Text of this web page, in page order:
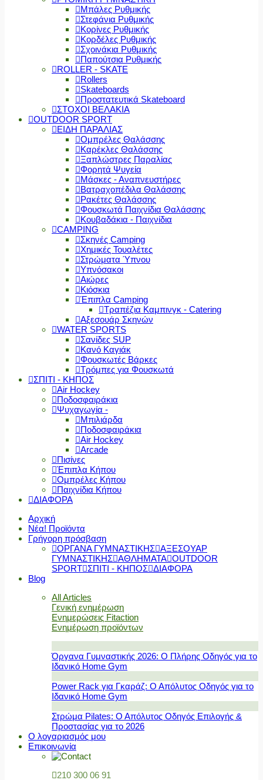
Μπάλες Ρυθμικής
Στεφάνια Ρυθμικής
Κορίνες Ρυθμικής
Κορδέλες Ρυθμικής
Σχοινάκια Ρυθμικής
Παπούτσια Ρυθμικής
ROLLER - SKATE
Rollers
Skateboards
Προστατευτικά Skateboard
ΣΤΟΧΟΙ ΒΕΛΑΚΙΑ
OUTDOOR SPORT
ΕΙΔΗ ΠΑΡΑΛΙΑΣ
Ομπρέλες Θαλάσσης
Καρέκλες Θαλάσσης
Ξαπλώστρες Παραλίας
Φορητά Ψυγεία
Μάσκες - Αναπνευστήρες
Βατραχοπέδιλα Θαλάσσης
Ρακέτες Θαλάσσης
Φουσκωτά Παιχνίδια Θαλάσσης
Κουβαδάκια - Παιχνίδια
CAMPING
Σκηνές Camping
Χημικές Τουαλέτες
Στρώματα Ύπνου
Υπνόσακοι
Αιώρες
Κιόσκια
Έπιπλα Camping
Τραπέζια Καμπινγκ - Catering
Αξεσουάρ Σκηνών
WATER SPORTS
Σανίδες SUP
Κανό Καγιάκ
Φουσκωτές Βάρκες
Τρόμπες για Φουσκωτά
ΣΠΙΤΙ - ΚΗΠΟΣ
Air Hockey
Ποδοσφαιράκια
Ψυχαγωγία -
Μπιλιάρδα
Ποδοσφαιράκια
Air Hockey
Arcade
Πισίνες
Έπιπλα Κήπου
Ομπρέλες Κήπου
Παιχνίδια Κήπου
ΔΙΑΦΟΡΑ
Αρχική
Νέα! Προϊόντα
Γρήγορη πρόσβαση
ΟΡΓΑΝΑ ΓΥΜΝΑΣΤΙΚΗΣ ΑΞΕΣΟΥΑΡ
ΓΥΜΝΑΣΤΙΚΗΣ ΑΘΛΗΜΑΤΑ OUTDOOR
SPORT ΣΠΙΤΙ - ΚΗΠΟΣ ΔΙΑΦΟΡΑ
Blog
All Articles
Γενική ενημέρωση
Ενημερώσεις Fitaction
Ενημέρωση προϊόντων
Όργανα Γυμναστικής 2026: Ο Πλήρης Οδηγός για το
Ιδανικό Home Gym
Power Rack για Γκαράζ: Ο Απόλυτος Οδηγός για το
Ιδανικό Home Gym
Στρώμα Pilates: Ο Απόλυτος Οδηγός Επιλογής &
Προστασίας για το 2026
Ο λογαριασμός μου
Επικοινωνία
210 300 06 91